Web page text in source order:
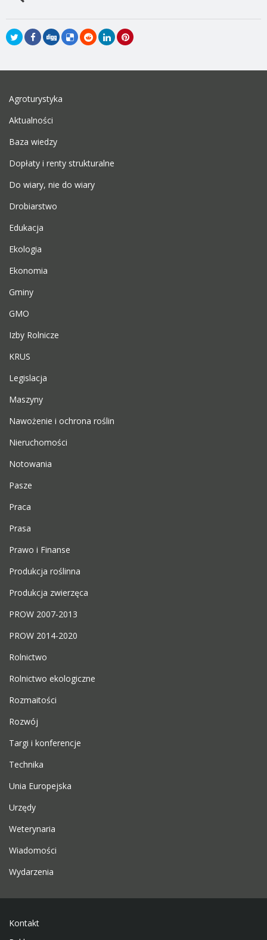
Agroturystyka
Aktualności
Baza wiedzy
Dopłaty i renty strukturalne
Do wiary, nie do wiary
Drobiarstwo
Edukacja
Ekologia
Ekonomia
Gminy
GMO
Izby Rolnicze
KRUS
Legislacja
Maszyny
Nawożenie i ochrona roślin
Nieruchomości
Notowania
Pasze
Praca
Prasa
Prawo i Finanse
Produkcja roślinna
Produkcja zwierzęca
PROW 2007-2013
PROW 2014-2020
Rolnictwo
Rolnictwo ekologiczne
Rozmaitości
Rozwój
Targi i konferencje
Technika
Unia Europejska
Urzędy
Weterynaria
Wiadomości
Wydarzenia
Kontakt